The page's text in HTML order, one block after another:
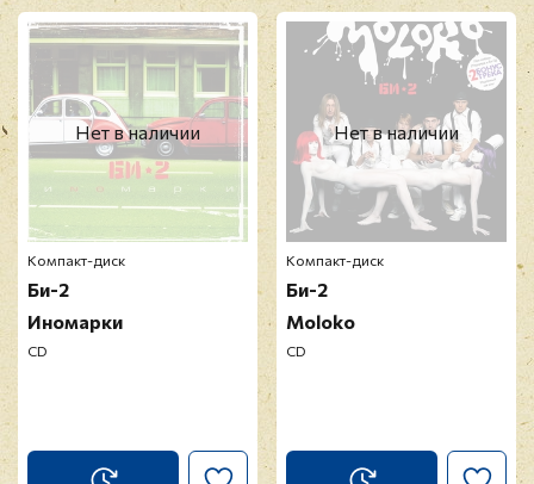
Прикрепить фото
Оставить отзыв
Перед публикацией отзывы проходят
модерацию
Нет в наличии
Компакт-диск
Би-2
Иномарки
CD
Нет в наличии
Компакт-диск
Би-2
Moloko
CD